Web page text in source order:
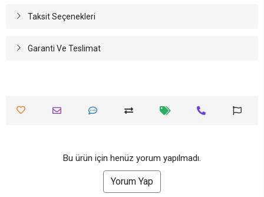
Taksit Seçenekleri
Garanti Ve Teslimat
Bu ürün için henüz yorum yapılmadı.
Yorum Yap